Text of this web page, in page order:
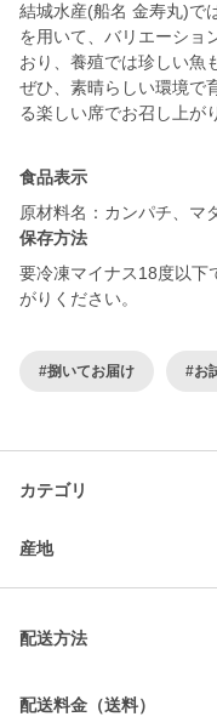
結城水産(船名 金寿丸)で
を用いて、バリエーショ
おり、養殖では珍しい魚
ぜひ、素晴らしい環境で
食品表示
原材料名：カンパチ、マ
保存方法
要冷凍マイナス18度以下
がりください。
#捌いてお届け #お
カテゴリ
産地
配送方法
配送料金（送料）